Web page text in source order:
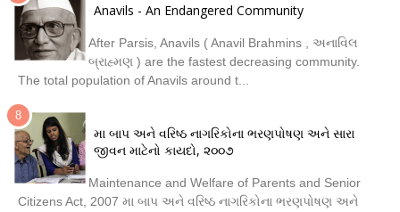
Anavils - An Endangered Community
After Parsis, Anavils ( Anavil Brahmins , અનાવિલ
બ્રાહ્મણ ) are the fastest decreasing community.
The total population of Anavils around t...
મા બાપ અને વરિષ્ઠ નાગરિકોના ભરણપોષણ અને સારા
જીવન માટેનો કાયદો, ૨૦૦૭
Maintenance and Welfare of Parents and Senior
Citizens Act, 2007 મા બાપ અને વરિષ્ઠ નાગરિકોના ભરણપોષણ અને